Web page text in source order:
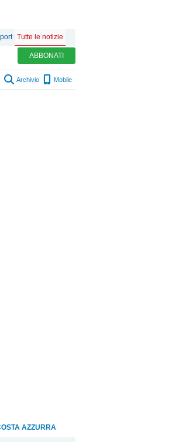
Tutte le notizie
ABBONATI
Archivio Mobile
AZZURRA